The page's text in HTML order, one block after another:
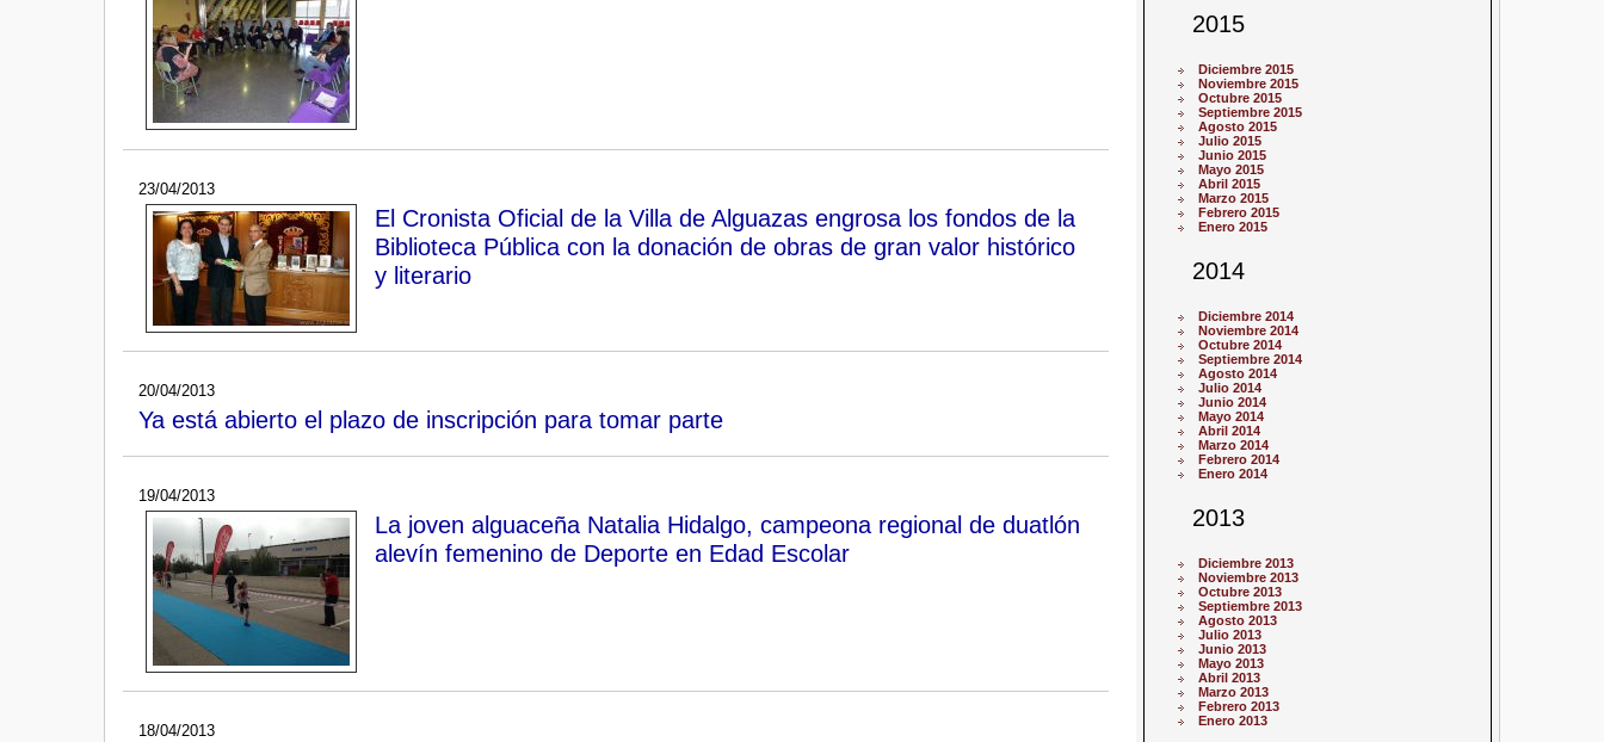
23/04/2013
El Cronista Oficial de la Villa de Alguazas engrosa los fondos de la
Biblioteca Pública con la donación de obras de gran valor histórico
y literario
20/04/2013
Ya está abierto el plazo de inscripción para tomar parte
19/04/2013
La joven alguaceña Natalia Hidalgo, campeona regional de duatlón
alevín femenino de Deporte en Edad Escolar
18/04/2013
2015
Diciembre 2015
Noviembre 2015
Octubre 2015
Septiembre 2015
Agosto 2015
Julio 2015
Junio 2015
Mayo 2015
Abril 2015
Marzo 2015
Febrero 2015
Enero 2015
2014
Diciembre 2014
Noviembre 2014
Octubre 2014
Septiembre 2014
Agosto 2014
Julio 2014
Junio 2014
Mayo 2014
Abril 2014
Marzo 2014
Febrero 2014
Enero 2014
2013
Diciembre 2013
Noviembre 2013
Octubre 2013
Septiembre 2013
Agosto 2013
Julio 2013
Junio 2013
Mayo 2013
Abril 2013
Marzo 2013
Febrero 2013
Enero 2013